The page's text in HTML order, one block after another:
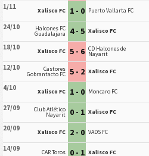
1/11
Xalisco FC 1 - 0 Puerto Vallarta FC
24/10
Halcones FC
Guadalajara 4 - 5 Xalisco FC
18/10
Xalisco FC 5 - 6 CD Halcones de
Nayarit
12/10
Castores
Gobrantacto FC 5 - 2 Xalisco FC
4/10
Xalisco FC 1 - 0 Moncaro FC
27/09
Club Atlético
Nayarit 0 - 1 Xalisco FC
20/09
Xalisco FC 2 - 0 VADS FC
14/09
CAR Toros 0 - 1 Xalisco FC